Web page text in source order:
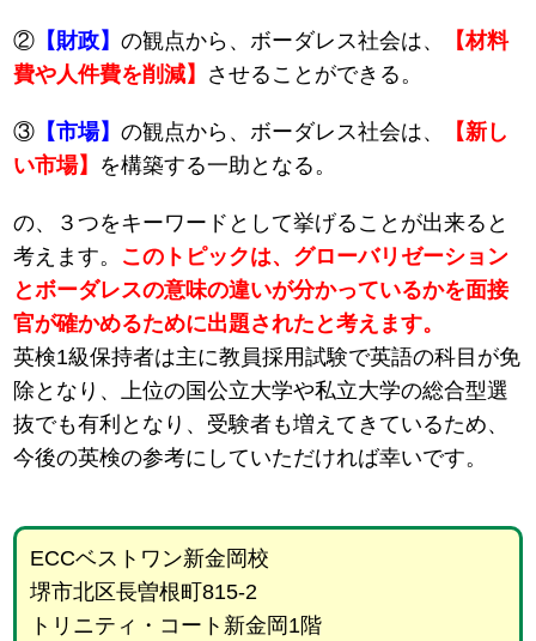
② 【財政】の観点から、ボーダレス社会は、
【材料
費や人件費を削減】 させることができる。
③ 【市場】の観点から、ボーダレス社会は、
【新し
い市場】 を構築する一助となる。
の、３つをキーワードとして挙げることが出来ると
考えます。 このトピックは、グローバリゼーション
とボーダレスの意味の違いが分かっているかを面接
官が確かめるために出題されたと考えます。
英検1級保持者は主に教員採用試験で英語の科目が免
除となり、上位の国公立大学や私立大学の総合型選
抜でも有利となり、受験者も増えてきているため、
今後の英検の参考にしていただければ幸いです。
ECCベストワン新金岡校
堺市北区長曽根町815-2
トリニティ・コート新金岡1階